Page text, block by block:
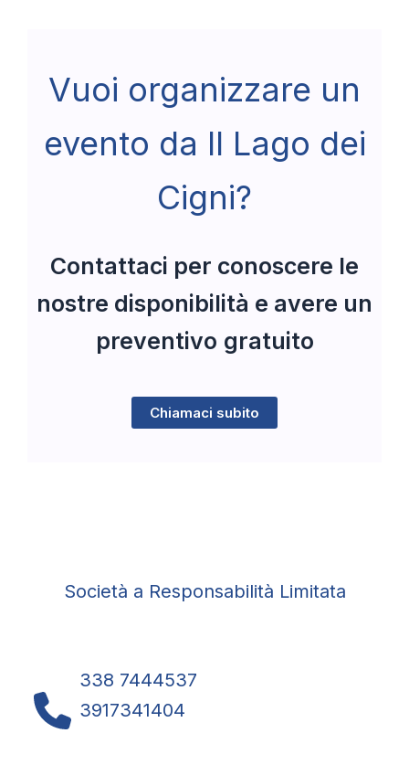
Vuoi organizzare un
evento da Il Lago dei
Cigni?
Contattaci per conoscere le
nostre disponibilità e avere un
preventivo gratuito
Chiamaci subito
Società a Responsabilità Limitata
338 7444537
3917341404